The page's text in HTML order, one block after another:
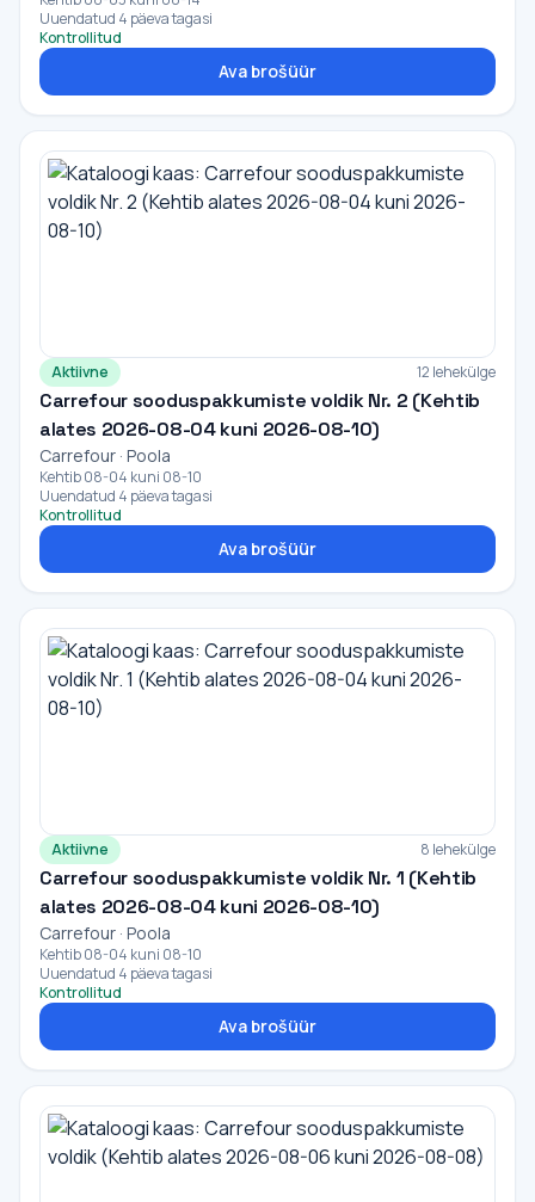
Uuendatud 4 päeva tagasi
Kontrollitud
Ava brošüür
Aktiivne 12 lehekülge
Carrefour sooduspakkumiste voldik Nr. 2 (Kehtib
alates 2026-08-04 kuni 2026-08-10)
Carrefour · Poola
Kehtib 08-04 kuni 08-10
Uuendatud 4 päeva tagasi
Kontrollitud
Ava brošüür
Aktiivne 8 lehekülge
Carrefour sooduspakkumiste voldik Nr. 1 (Kehtib
alates 2026-08-04 kuni 2026-08-10)
Carrefour · Poola
Kehtib 08-04 kuni 08-10
Uuendatud 4 päeva tagasi
Kontrollitud
Ava brošüür